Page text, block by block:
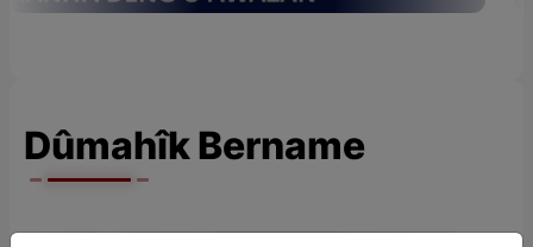
Dûmahîk Bername